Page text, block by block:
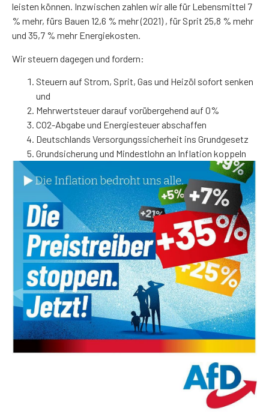
leisten können. Inzwischen zahlen wir alle für Lebensmittel 7
% mehr, fürs Bauen 12,6 % mehr (2021) , für Sprit 25,8 % mehr
und 35,7 % mehr Energiekosten.
Wir steuern dagegen und fordern:
Steuern auf Strom, Sprit, Gas und Heizöl sofort senken
und
Mehrwertsteuer darauf vorübergehend auf 0%
CO2-Abgabe und Energiesteuer abschaffen
Deutschlands Versorgungssicherheit ins Grundgesetz
Grundsicherung und Mindestlohn an Inflation koppeln